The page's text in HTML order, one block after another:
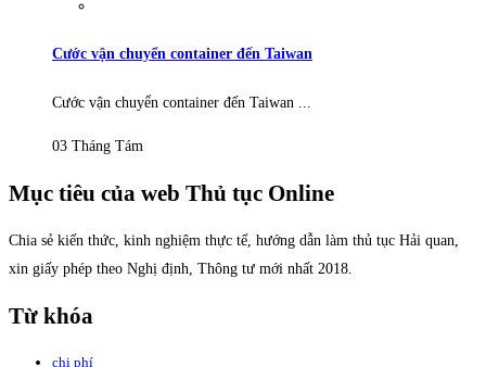
Cước vận chuyển container đến Taiwan
Cước vận chuyển container đến Taiwan ...
03 Tháng Tám
Mục tiêu của web Thủ tục Online
Chia sẻ kiến thức, kinh nghiệm thực tế, hướng dẫn làm thủ tục Hải quan,
xin giấy phép theo Nghị định, Thông tư mới nhất 2018.
Từ khóa
chi phí